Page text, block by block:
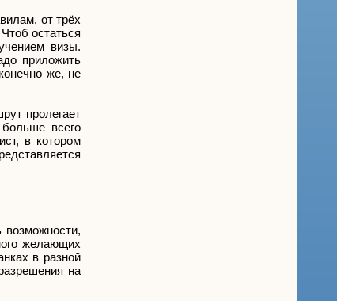
от трёх
остаться
визы.
приложить
же, не
пролегает
всего
в котором
возможности,
желающих
в разной
на